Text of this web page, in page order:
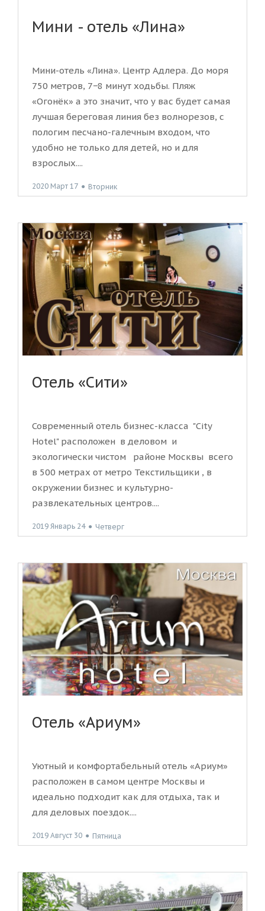
Мини - отель «Лина»
Мини-отель «Лина». Центр Адлера. До моря
750 метров, 7−8 минут ходьбы. Пляж
«Огонёк» а это значит, что у вас будет самая
лучшая береговая линия без волнорезов, с
пологим песчано-галечным входом, что
удобно не только для детей, но и для
взрослых....
2020 Март 17 ● Вторник
Отель «Сити»
Современный отель бизнес-класса "City
Hotel" расположен в деловом и
экологически чистом районе Москвы всего
в 500 метрах от метро Текстильщики , в
окружении бизнес и культурно-
развлекательных центров....
2019 Январь 24 ● Четверг
Отель «Ариум»
Уютный и комфортабельный отель «Ариум»
расположен в самом центре Москвы и
идеально подходит как для отдыха, так и
для деловых поездок....
2019 Август 30 ● Пятница